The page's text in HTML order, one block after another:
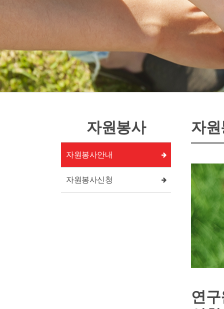
자원봉사
자원봉사안내
자원봉사신청
자원
연